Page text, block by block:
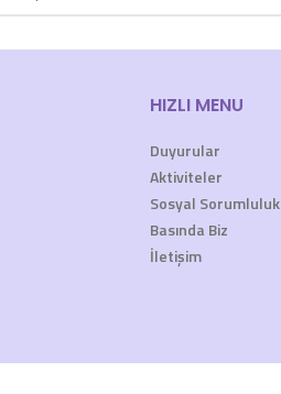
HIZLI MENU
Duyurular
Aktiviteler
Sosyal Sorumluluk
Basında Biz
İletişim